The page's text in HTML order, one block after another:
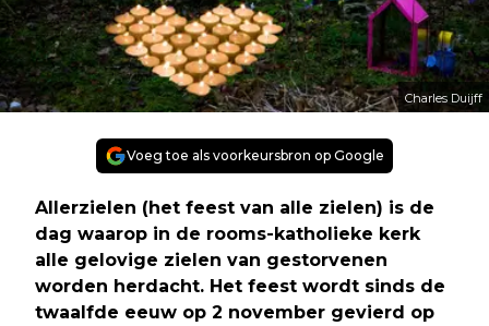
Charles Duijff
Voeg toe als voorkeursbron op Google
Allerzielen (het feest van alle zielen) is de
dag waarop in de rooms-katholieke kerk
alle gelovige zielen van gestorvenen
worden herdacht. Het feest wordt sinds de
twaalfde eeuw op 2 november gevierd op